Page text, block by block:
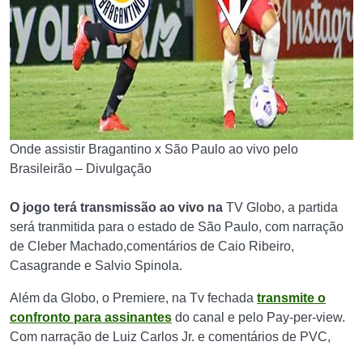
Onde assistir Bragantino x São Paulo ao vivo pelo
Brasileirão – Divulgação
O jogo terá transmissão ao vivo na TV Globo, a partida
será tranmitida para o estado de São Paulo, com narração
de Cleber Machado,comentários de Caio Ribeiro,
Casagrande e Salvio Spinola.
Além da Globo, o Premiere, na Tv fechada transmite o
confronto para assinantes do canal e pelo Pay-per-view.
Com narração de Luiz Carlos Jr. e comentários de PVC,